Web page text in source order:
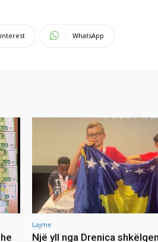
WhatsApp
Lajme
Një yll nga Drenica